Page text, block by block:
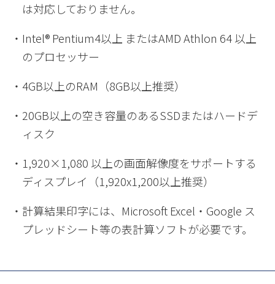
は対応しておりません。
・ Intel® Pentium4以上 またはAMD Athlon 64 以上
のプロセッサー
・ 4GB以上のRAM（8GB以上推奨）
・ 20GB以上の空き容量のあるSSDまたはハードデ
ィスク
・ 1,920×1,080 以上の画面解像度をサポートする
ディスプレイ（1,920x1,200以上推奨）
・ 計算結果印字には、Microsoft Excel・Google ス
プレッドシート等の表計算ソフトが必要です。